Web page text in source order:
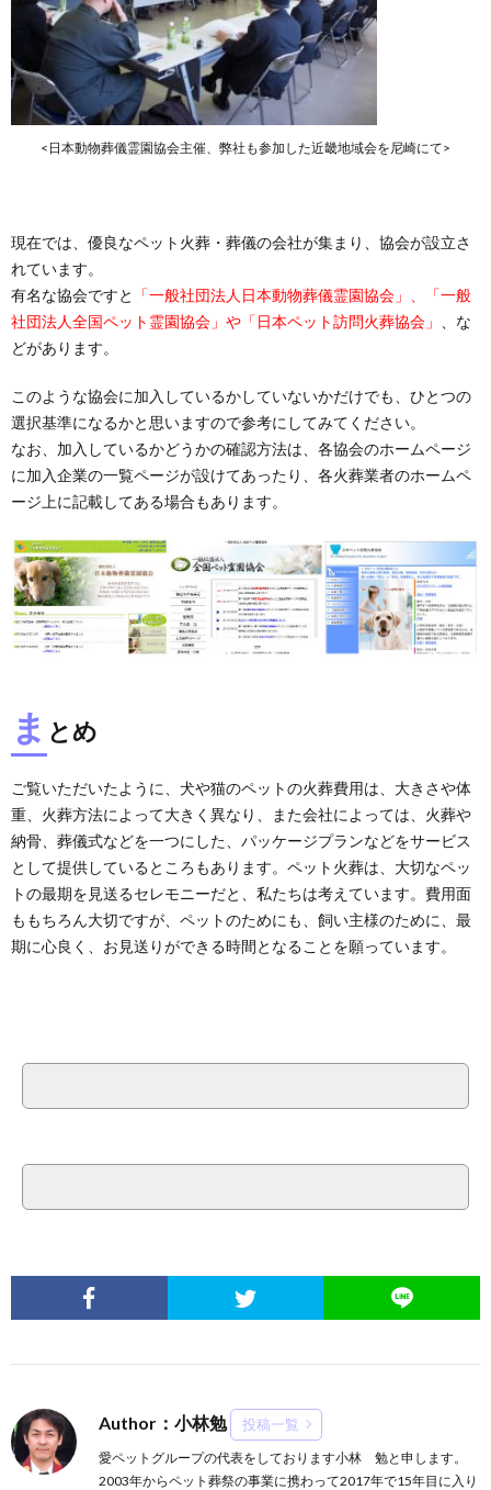
<日本動物葬儀霊園協会主催、弊社も参加した近畿地域会を尼崎にて>
現在では、優良なペット火葬・葬儀の会社が集まり、協会が設立さ
れています。
有名な協会ですと
「一般社団法人日本動物葬儀霊園協会」、「一般
社団法人全国ペット霊園協会」や「日本ペット訪問火葬協会」
、な
どがあります。
このような協会に加入しているかしていないかだけでも、ひとつの
選択基準になるかと思いますので参考にしてみてください。
なお、加入しているかどうかの確認方法は、各協会のホームページ
に加入企業の一覧ページが設けてあったり、各火葬業者のホームペ
ージ上に記載してある場合もあります。
ま とめ
ご覧いただいたように、犬や猫のペットの火葬費用は、大きさや体
重、火葬方法によって大きく異なり、また会社によっては、火葬や
納骨、葬儀式などを一つにした、パッケージプランなどをサービス
として提供しているところもあります。ペット火葬は、大切なペッ
トの最期を見送るセレモニーだと、私たちは考えています。費用面
ももちろん大切ですが、ペットのためにも、飼い主様のために、最
期に心良く、お見送りができる時間となることを願っています。
Author：小林勉 投稿一覧
愛ペットグループの代表をしております小林 勉と申します。
2003年からペット葬祭の事業に携わって2017年で15年目に入り